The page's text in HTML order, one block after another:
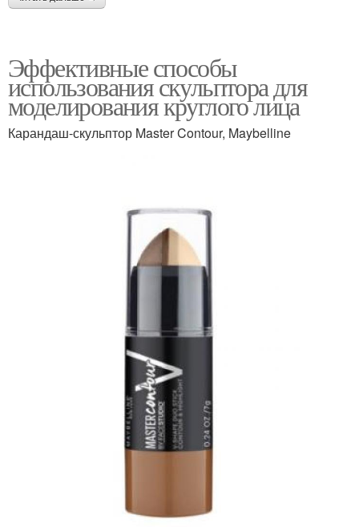
Эффективные способы
использования скульптора для
моделирования круглого лица
Карандаш-скульптор Master Contour, Maybelline